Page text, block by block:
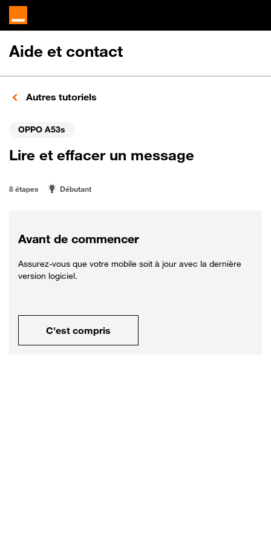
Aide et contact
Autres tutoriels
OPPO A53s
Lire et effacer un message
8 étapes Débutant
Avant de commencer
Assurez-vous que votre mobile soit à jour avec la dernière
version logiciel.
C'est compris